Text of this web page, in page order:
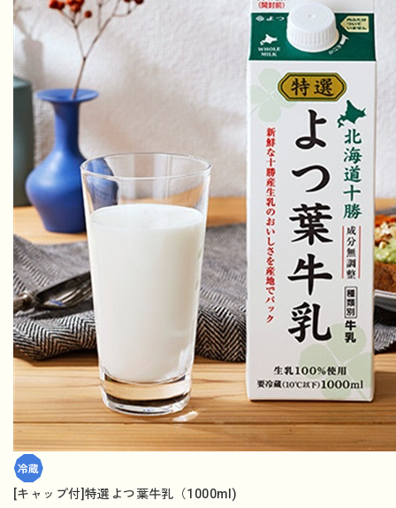
[キャップ付]特選よつ葉牛乳（1000ml)